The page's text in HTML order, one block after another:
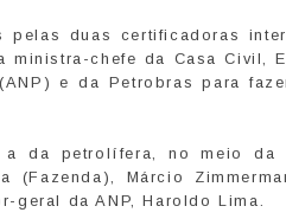
duas certificadoras
chefe da Casa Civil,
e da Petrobras para
da petrolífera, no meio da
Márcio
geral da ANP, Haroldo Lima.